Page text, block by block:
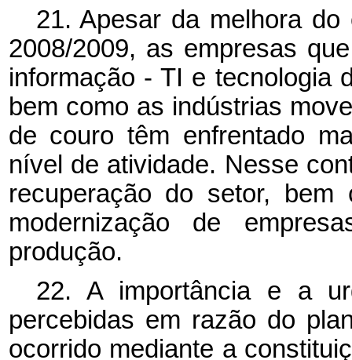
21. Apesar da melhora
2008/2009, as empresas
informação - TI e tecnologia
bem como as indústrias
de couro têm enfrentado
nível de atividade. Nesse
recuperação do setor,
modernização de
produção.
22. A importância e a
percebidas em razão do
ocorrido mediante a